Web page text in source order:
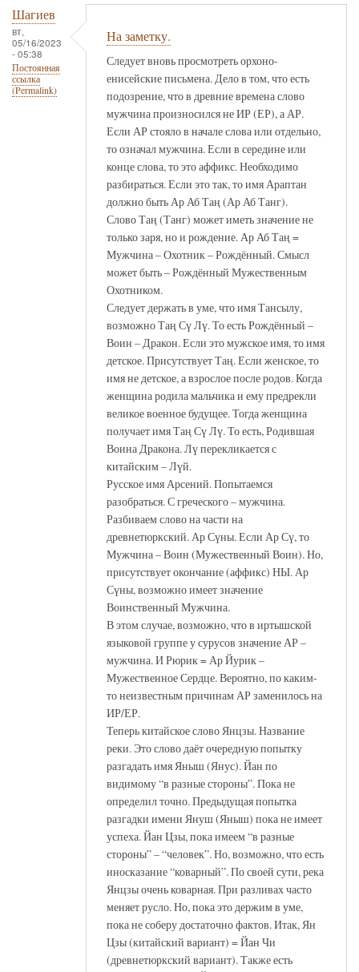
Шагиев
вт,
05/16/2023
- 05:38
Постоянная
ссылка
(Permalink)
На заметку.
Следует вновь просмотреть орхоно-
енисейские письмена. Дело в том, что есть
подозрение, что в древние времена слово
мужчина произносился не ИР (ЕР), а АР.
Если АР стояло в начале слова или отдельно,
то означал мужчина. Если в середине или
конце слова, то это аффикс. Необходимо
разбираться. Если это так, то имя Араптан
должно быть Ар Аб Таң (Ар Аб Танг).
Слово Таң (Танг) может иметь значение не
только заря, но и рождение. Ар Аб Таң =
Мужчина – Охотник – Рождённый. Смысл
может быть – Рождённый Мужественным
Охотником.
Следует держать в уме, что имя Тансылу,
возможно Таң Сү Лү. То есть Рождённый –
Воин – Дракон. Если это мужское имя, то имя
детское. Присутствует Таң. Если женское, то
имя не детское, а взрослое после родов. Когда
женщина родила мальчика и ему предрекли
великое военное будущее. Тогда женщина
получает имя Таң Сү Лү. То есть, Родившая
Воина Дракона. Лү перекликается с
китайским – Лүй.
Русское имя Арсений. Попытаемся
разобраться. С греческого – мужчина.
Разбиваем слово на части на
древнетюркский. Ар Сүны. Если Ар Сү, то
Мужчина – Воин (Мужественный Воин). Но,
присутствует окончание (аффикс) НЫ. Ар
Сүны, возможно имеет значение
Воинственный Мужчина.
В этом случае, возможно, что в иртышской
языковой группе у сурусов значение АР –
мужчина. И Рюрик = Ар Йурик –
Мужественное Сердце. Вероятно, по каким-
то неизвестным причинам АР заменилось на
ИР/ЕР.
Теперь китайское слово Янцзы. Название
реки. Это слово даёт очередную попытку
разгадать имя Яныш (Янус). Йан по
видимому “в разные стороны”. Пока не
определил точно. Предыдущая попытка
разгадки имени Януш (Яныш) пока не имеет
успеха. Йан Цзы, пока имеем “в разные
стороны” – “человек”. Но, возможно, что есть
иносказание “коварный”. По своей сути, река
Янцзы очень коварная. При разливах часто
меняет русло. Но, пока это держим в уме,
пока не соберу достаточно фактов. Итак, Ян
Цзы (китайский вариант) = Йан Чи
(древнетюркский вариант). Также есть